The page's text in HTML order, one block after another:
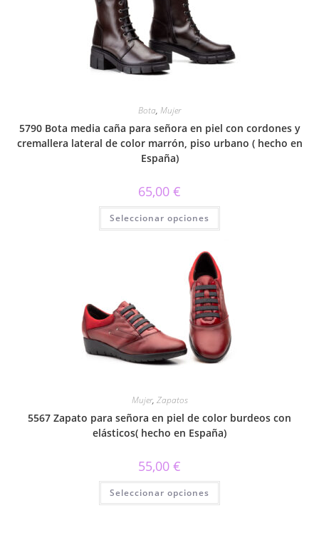
de
producto
Bota, Mujer
5790 Bota media caña para señora en piel con cordones y
cremallera lateral de color marrón, piso urbano ( hecho en
España)
65,00 €
Seleccionar opciones
Este
tiene
opciones
se
pueden
elegir
en
la
página
de
producto
Mujer, Zapatos
5567 Zapato para señora en piel de color burdeos con
elásticos( hecho en España)
55,00 €
Seleccionar opciones
Este
tiene